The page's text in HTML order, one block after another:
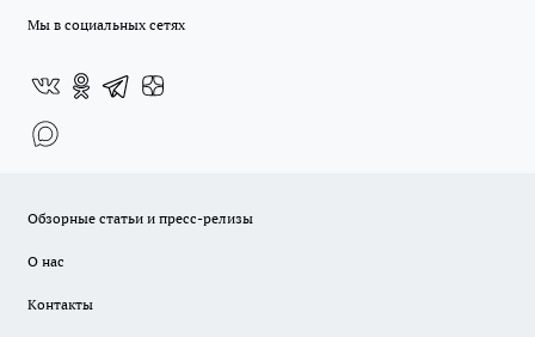
Мы в социальных сетях
Обзорные статьи и пресс-релизы
О нас
Контакты